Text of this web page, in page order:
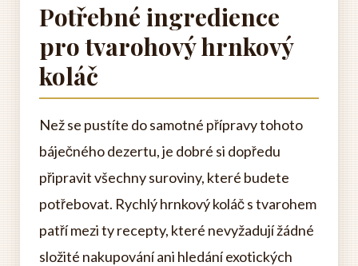
Potřebné ingredience
pro tvarohový hrnkový
koláč
Než se pustíte do samotné přípravy tohoto
báječného dezertu, je dobré si dopředu
připravit všechny suroviny, které budete
potřebovat. Rychlý hrnkový koláč s tvarohem
patří mezi ty recepty, které nevyžadují žádné
složité nakupování ani hledání exotických